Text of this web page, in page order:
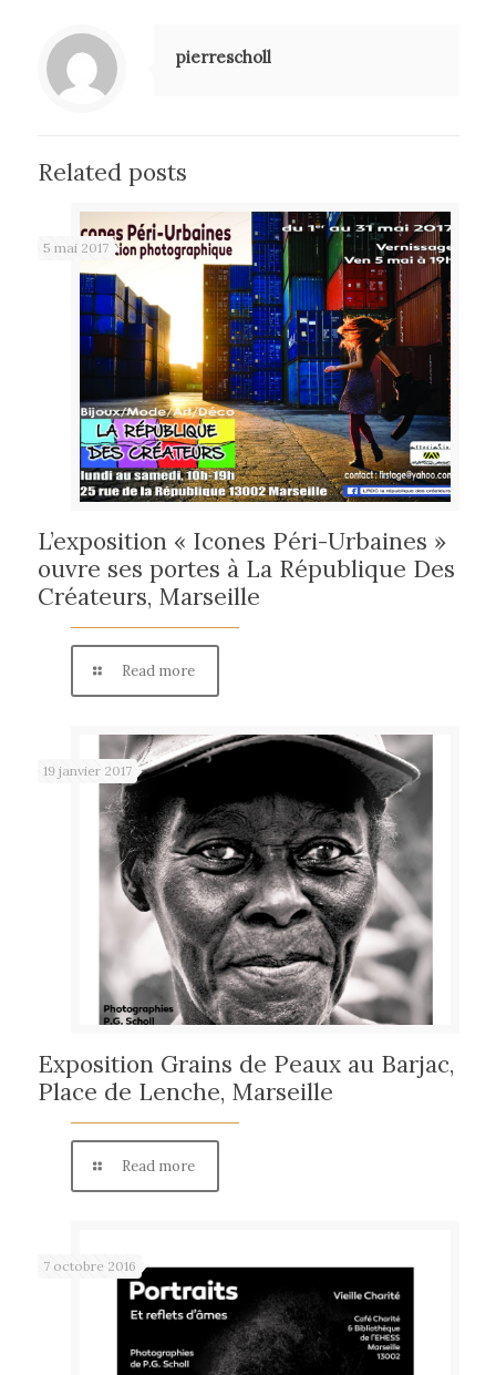
pierrescholl
Related posts
5 mai 2017
L’exposition « Icones Péri-Urbaines »
ouvre ses portes à La République Des
Créateurs, Marseille
Read more
19 janvier 2017
Exposition Grains de Peaux au Barjac,
Place de Lenche, Marseille
Read more
7 octobre 2016